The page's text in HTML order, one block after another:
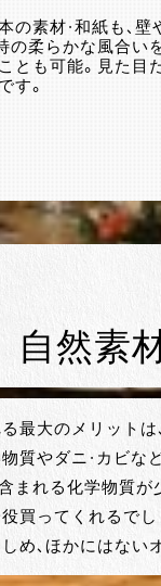
の素材・和紙も、
の柔らかな風合い
とも可能。見た目
す。
自然素
最大のメリット
質やダニ・カビな
まれる化学物質
買ってくれるでし
め、ほかにはな